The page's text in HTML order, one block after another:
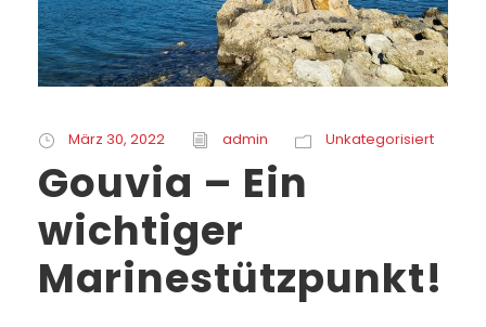
März 30, 2022 admin Unkategorisiert
Gouvia – Ein
wichtiger
Marinestützpunkt!